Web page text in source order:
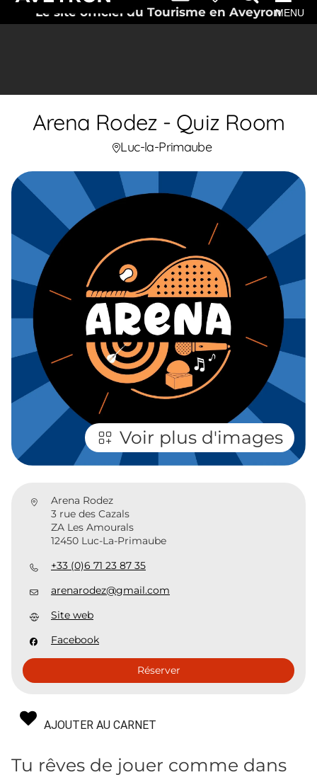
Le site officiel du Tourisme en AveyronMENU
Arena Rodez - Quiz Room
Luc-la-Primaube
Voir plus d'images
Arena Rodez
3 rue des Cazals
ZA Les Amourals
12450 Luc-La-Primaube
+33 (0)6 71 23 87 35
arenarodez@gmail.com
Site web
Facebook
Réserver
AJOUTER AU CARNET
Tu rêves de jouer comme dans